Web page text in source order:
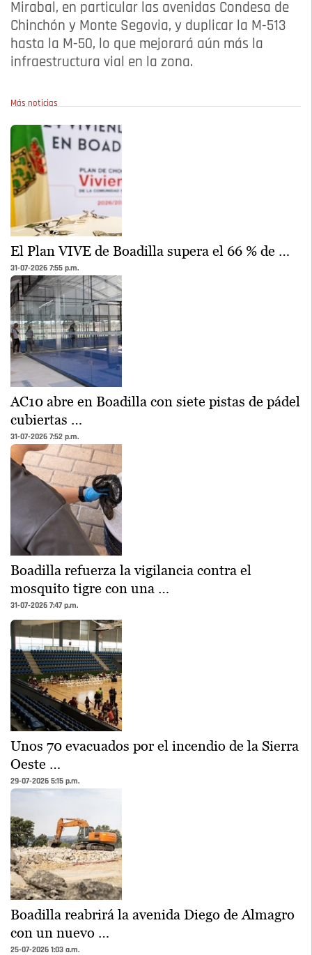
Mirabal, en particular las avenidas Condesa de
Chinchón y Monte Segovia, y duplicar la M-513
hasta la M-50, lo que mejorará aún más la
infraestructura vial en la zona.
Más noticias
El Plan VIVE de Boadilla supera el 66 % de …
31-07-2026 7:55 p.m.
AC10 abre en Boadilla con siete pistas de pádel
cubiertas …
31-07-2026 7:52 p.m.
Boadilla refuerza la vigilancia contra el
mosquito tigre con una …
31-07-2026 7:47 p.m.
Unos 70 evacuados por el incendio de la Sierra
Oeste …
29-07-2026 5:15 p.m.
Boadilla reabrirá la avenida Diego de Almagro
con un nuevo …
25-07-2026 1:03 a.m.